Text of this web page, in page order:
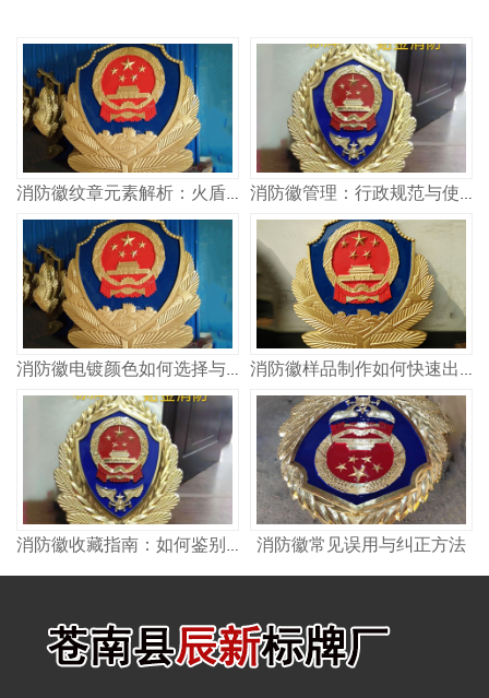
消防徽常见误用与纠正方法